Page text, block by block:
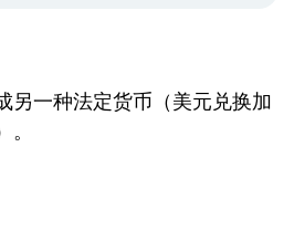
另一种法定货币（美元兑换加